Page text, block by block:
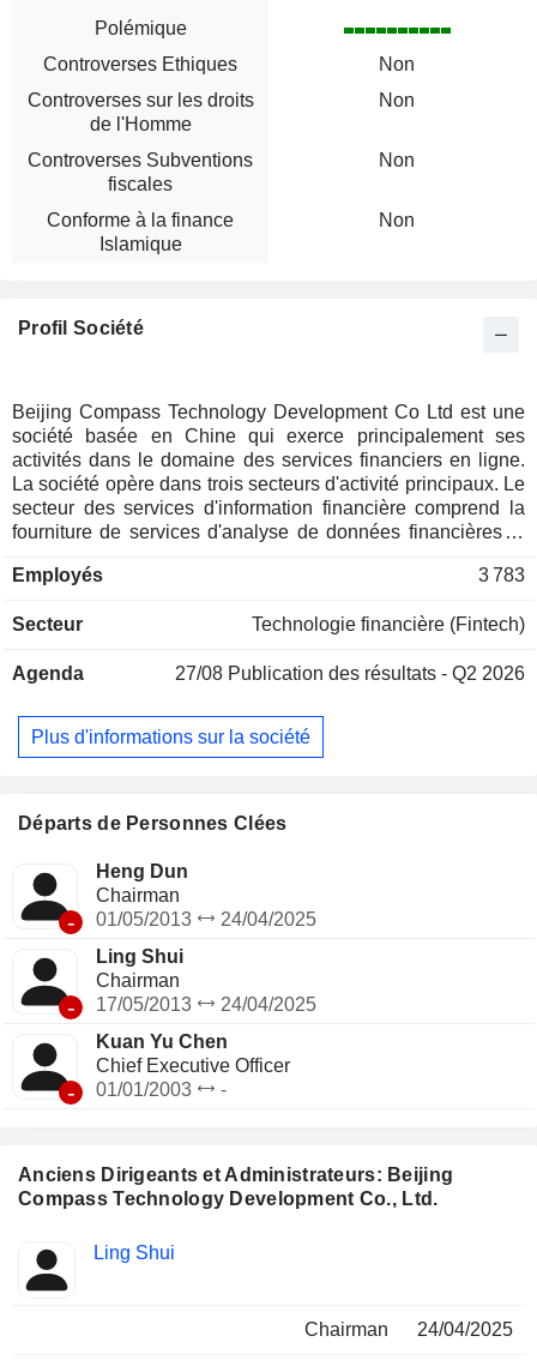
Anciens Dirigeants et Administrateurs: Beijing
Compass Technology Development Co., Ltd.
Insider
Fonctions
occupées
Ling Shui
Chairman 24/04/2025
Polémique
Controverses Ethiques
Non
Controverses sur les droits
de l'Homme
Non
Controverses Subventions
fiscales
Non
Conforme à la finance
Islamique
Non
Profil Société
Beijing Compass Technology Development Co Ltd est une
société basée en Chine qui exerce principalement ses
activités dans le domaine des services financiers en ligne.
La société opère dans trois secteurs d'activité principaux. Le
secteur des services d'information financière comprend la
fourniture de services d'analyse de données financières et
par le biais de logiciels d'outils financiers. Le secteur des
destinés à améliorer le fonctionnement et la rentabilité des
parti du trafic et des ressources clients de sa plateforme
courtage des services publicitaires visant à encourager
l'ouverture de comptes et à attirer des clients. La société
Employés 3 783
Secteur Technologie financière (Fintech)
Agenda 27/08 Publication des résultats - Q2 2026
Plus d'informations sur la société
Départs de Personnes Clées
-
Heng Dun
Chairman
01/05/2013
24/04/2025
-
Ling Shui
Chairman
17/05/2013
24/04/2025
-
Kuan Yu Chen
Chief Executive Officer
01/01/2003
-